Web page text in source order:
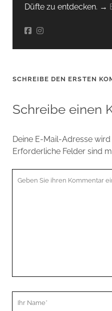
Düfte zu entdecken. →
SCHREIBE DEN ERSTEN
Schreibe einen
Deine E-Mail-Adresse
Erforderliche Felder sind